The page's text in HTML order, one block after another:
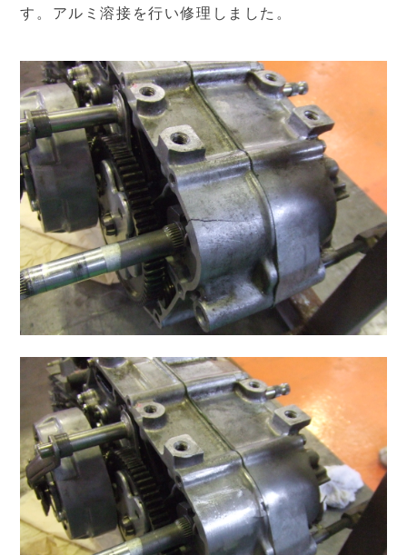
す。アルミ溶接を行い修理しました。